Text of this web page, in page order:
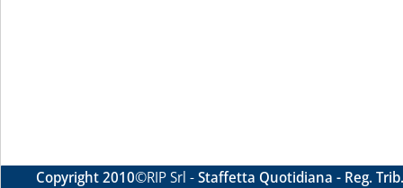
Copyright 2010©RIP Srl -Staffetta Quotidiana - Reg.